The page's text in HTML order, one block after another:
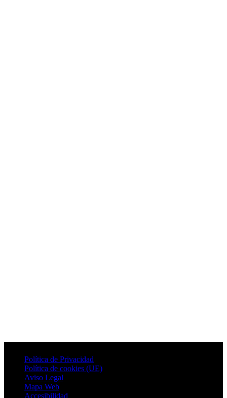
Política de Privacidad
Política de cookies (UE)
Aviso Legal
Mapa Web
Accesibilidad